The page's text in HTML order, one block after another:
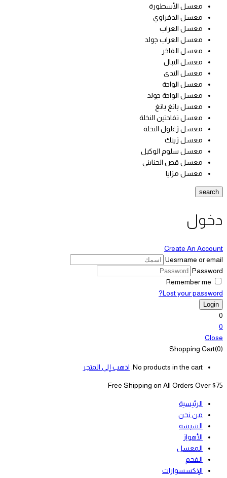
معسل الأسطورة
معسل الدفراوي
معسل العراب
معسل العراب جولد
معسل الفاخر
معسل النبال
معسل الندى
معسل الواحة
معسل الواحة جولد
معسل بانغ بانغ
معسل تفاحتين النخلة
معسل زغلول النخلة
معسل زينك
معسل سلوم الوكيل
معسل قص الجنايني
معسل مزايا
search
دخول
Create An Account
Uesrname or email
Password
Remember me
Lost your password?
0
0
Close
Shopping Cart(0)
No products in the cart. اذهب إلي المتجر
Free Shipping on All Orders Over $75
الرئيسية
من نحن
الشيشة
الأهواز
المعسل
الفحم
الإكسسوارات